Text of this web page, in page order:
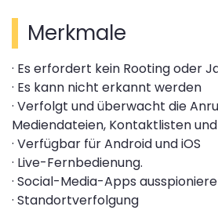
Merkmale
· Es erfordert kein Rooting oder
· Es kann nicht erkannt werden
· Verfolgt und überwacht die
Mediendateien, Kontaktlisten und
· Verfügbar für Android und iOS
· Live-Fernbedienung.
· Social-Media-Apps
· Standortverfolgung